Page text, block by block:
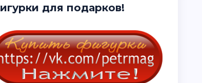
Фигурки для подарков!